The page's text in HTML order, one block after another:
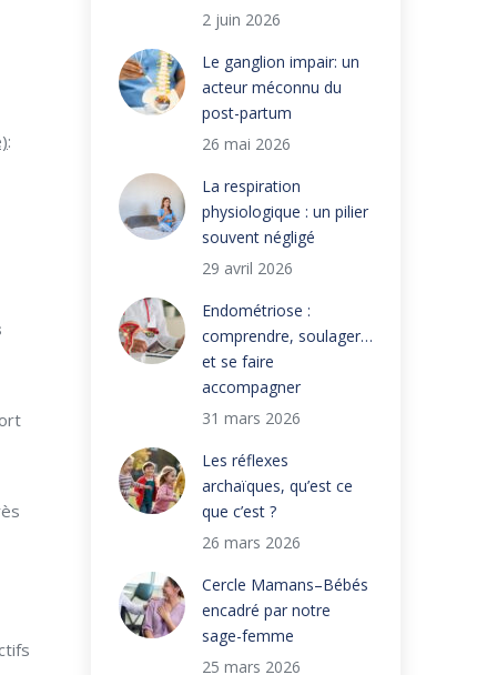
:
2 juin 2026
Le ganglion impair: un
acteur méconnu du
post-partum
26 mai 2026
La respiration
physiologique : un pilier
souvent négligé
29 avril 2026
Endométriose :
comprendre, soulager…
et se faire
accompagner
31 mars 2026
Les réflexes
archaïques, qu’est ce
que c’est ?
26 mars 2026
Cercle Mamans–Bébés
encadré par notre
sage-femme
25 mars 2026